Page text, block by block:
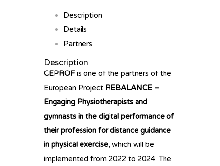
Description
Details
Partners
Description
CEPROFis one of the partners of the
European Project REBALANCE –
Engaging Physiotherapists and
gymnasts in the digital performance of
their profession for distance guidance
in physical exercise, which will be
implemented from 2022 to 2024. The